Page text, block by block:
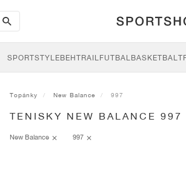
search-
btn
SPORTSTYLEBEHTRAILFUTBALBASKETBAL
Topánky New Balance 997
TENISKY NEW BALANCE 997
New Balance 997